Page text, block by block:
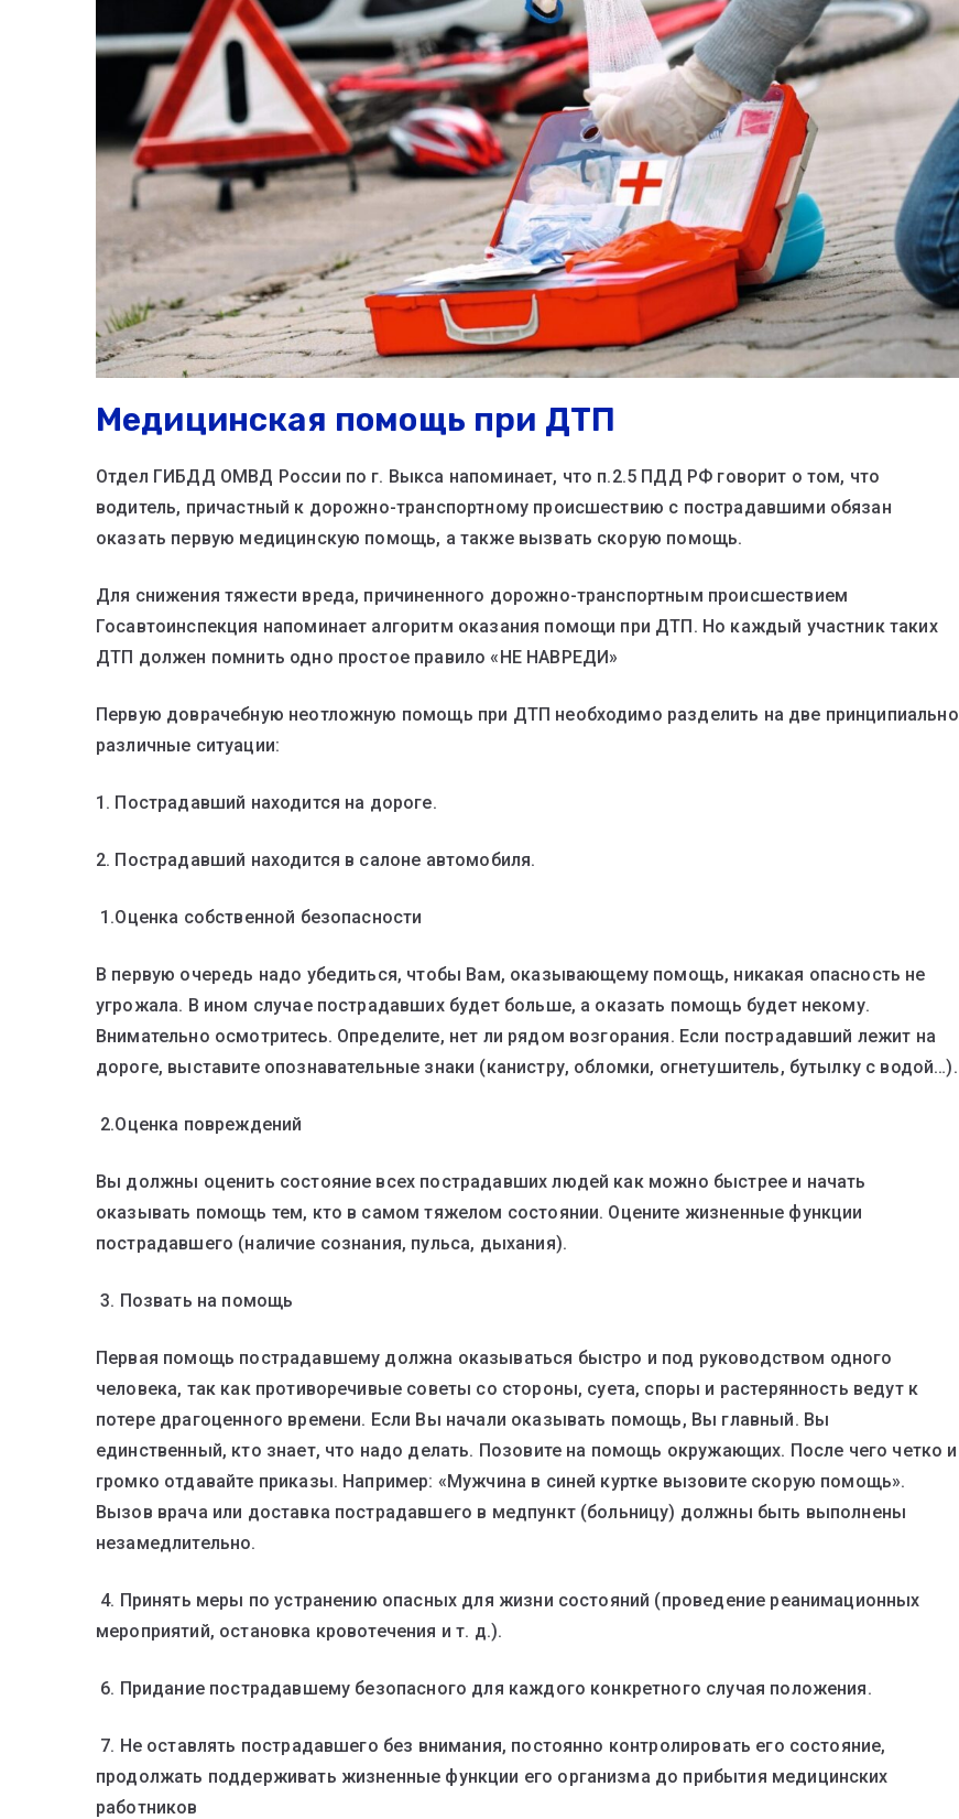
Медицинская помощь при ДТП
Отдел ГИБДД ОМВД России по г. Выкса напоминает, что п.2.5 ПДД РФ говорит о том, что
водитель, причастный к дорожно-транспортному происшествию с пострадавшими обязан
оказать первую медицинскую помощь, а также вызвать скорую помощь.
Для снижения тяжести вреда, причиненного дорожно-транспортным происшествием
Госавтоинспекция напоминает алгоритм оказания помощи при ДТП. Но каждый участник таких
ДТП должен помнить одно простое правило «НЕ НАВРЕДИ»
Первую доврачебную неотложную помощь при ДТП необходимо разделить на две принципиально
различные ситуации:
1. Пострадавший находится на дороге.
2. Пострадавший находится в салоне автомобиля.
1.Оценка собственной безопасности
В первую очередь надо убедиться, чтобы Вам, оказывающему помощь, никакая опасность не
угрожала. В ином случае пострадавших будет больше, а оказать помощь будет некому.
Внимательно осмотритесь. Определите, нет ли рядом возгорания. Если пострадавший лежит на
дороге, выставите опознавательные знаки (канистру, обломки, огнетушитель, бутылку с водой…).
2.Оценка повреждений
Вы должны оценить состояние всех пострадавших людей как можно быстрее и начать
оказывать помощь тем, кто в самом тяжелом состоянии. Оцените жизненные функции
пострадавшего (наличие сознания, пульса, дыхания).
3. Позвать на помощь
Первая помощь пострадавшему должна оказываться быстро и под руководством одного
человека, так как противоречивые советы со стороны, суета, споры и растерянность ведут к
потере драгоценного времени. Если Вы начали оказывать помощь, Вы главный. Вы
единственный, кто знает, что надо делать. Позовите на помощь окружающих. После чего четко и
громко отдавайте приказы. Например: «Мужчина в синей куртке вызовите скорую помощь».
Вызов врача или доставка пострадавшего в медпункт (больницу) должны быть выполнены
незамедлительно.
4. Принять меры по устранению опасных для жизни состояний (проведение реанимационных
мероприятий, остановка кровотечения и т. д.).
6. Придание пострадавшему безопасного для каждого конкретного случая положения.
7. Не оставлять пострадавшего без внимания, постоянно контролировать его состояние,
продолжать поддерживать жизненные функции его организма до прибытия медицинских
работников